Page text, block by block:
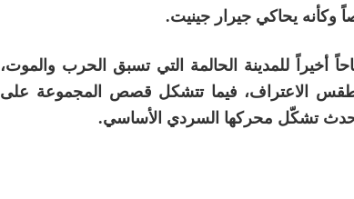
وكأنه يحاكي جيرار جينيت.
أخيراً للمدينة الحالمة التي تسبق الحرب والموت،
الاعتراف، فيما تتشكل قصص المجموعة على
تشكّل محركها السردي الأساسي.